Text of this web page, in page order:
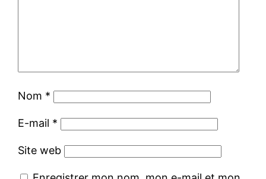
Nom *
E-mail *
Site web